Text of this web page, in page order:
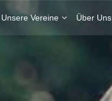
Unsere Vereine Über Uns